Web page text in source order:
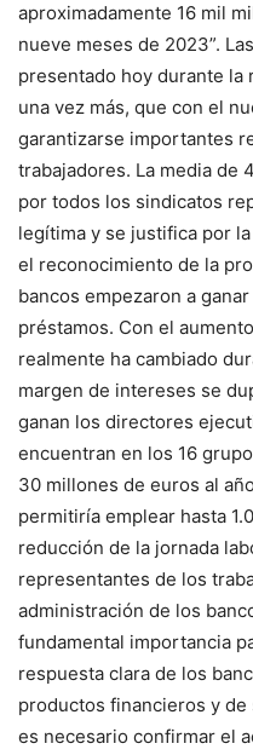
aproximadamente 16 mil
nueve meses de 2023”.
presentado hoy durante la
una vez más, que con el
garantizarse importantes
trabajadores. La media de
por todos los sindicatos
legítima y se justifica por
el reconocimiento de la
bancos empezaron a
préstamos. Con el
realmente ha cambiado
margen de intereses se
ganan los directores
encuentran en los 16
30 millones de euros al
permitiría emplear hasta
reducción de la jornada
representantes de los
administración de los
fundamental importancia
respuesta clara de los
productos financieros y
es necesario confirmar el